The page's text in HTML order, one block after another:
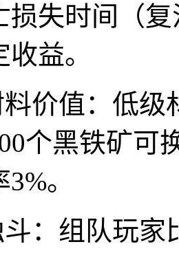
损失时间（
益。
价值：低
个黑铁矿可
。
：组队玩家